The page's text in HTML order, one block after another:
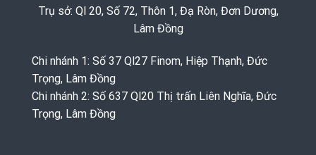
Trụ sở: Ql 20, Số 72, Thôn 1, Đạ Ròn, Đơn Dương,
Lâm Đồng
Chi nhánh 1: Số 37 Ql27 Finom, Hiệp Thạnh, Đức
Trọng, Lâm Đồng
Chi nhánh 2: Số 637 Ql20 Thị trấn Liên Nghĩa, Đức
Trọng, Lâm Đồng